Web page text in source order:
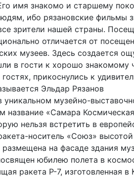
имя знакомо и старшему
ибо рязановские фильмы
зрители нашей страны.
отличается от
музеев. Здесь создается
в гости к хорошо знакомому
гостях, прикоснулись к
Эльдар Рязанов
уникальном музейно-
название «Самара
нельзя встретить в
носитель «Союз»
на фасаде здания
юбилею полета в
ракета Р-7, изготовленная в